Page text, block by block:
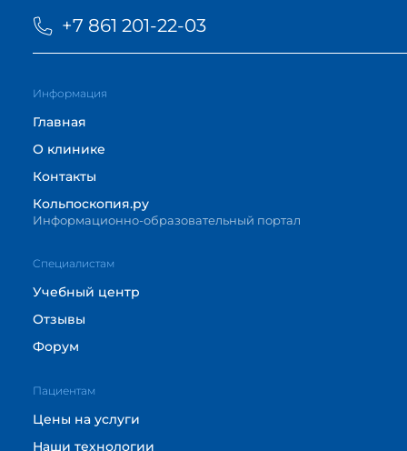
+7 861 201-22-03
Информация
Главная
О клинике
Контакты
Кольпоскопия.ру
Информационно-образовательный портал
Cпециалистам
Учебный центр
Отзывы
Форум
Пациентам
Цены на услуги
Наши технологии